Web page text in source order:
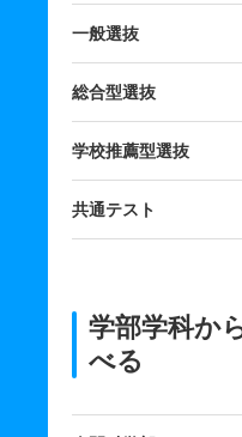
一般選抜
総合型選抜
学校推薦型選抜
共通テスト
学部学科か
べる